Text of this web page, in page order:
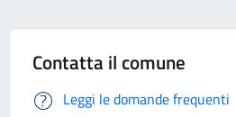
Contatta il comune
Leggi le domande frequenti